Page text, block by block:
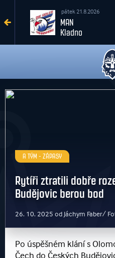
sobota 22.8.2026
Kladno
Davos
A TÝM - ZÁPASY
Rytíři ztratili dobře
Budějovic berou bod
26. 10. 2025 od Jáchym Faber/
Po úspěšném klání s
Čech do Českých